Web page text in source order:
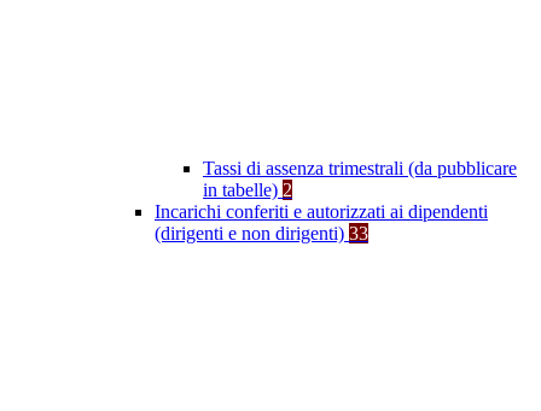
Tassi di assenza trimestrali (da pubblicare
in tabelle) 2
Incarichi conferiti e autorizzati ai dipendenti
(dirigenti e non dirigenti) 33